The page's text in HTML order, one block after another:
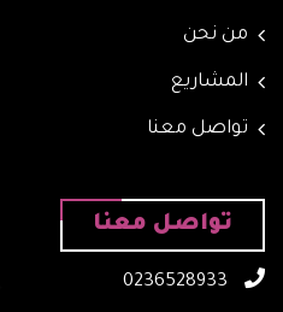
من نحن
المشاريع
تواصل معنا
تواصل معنا